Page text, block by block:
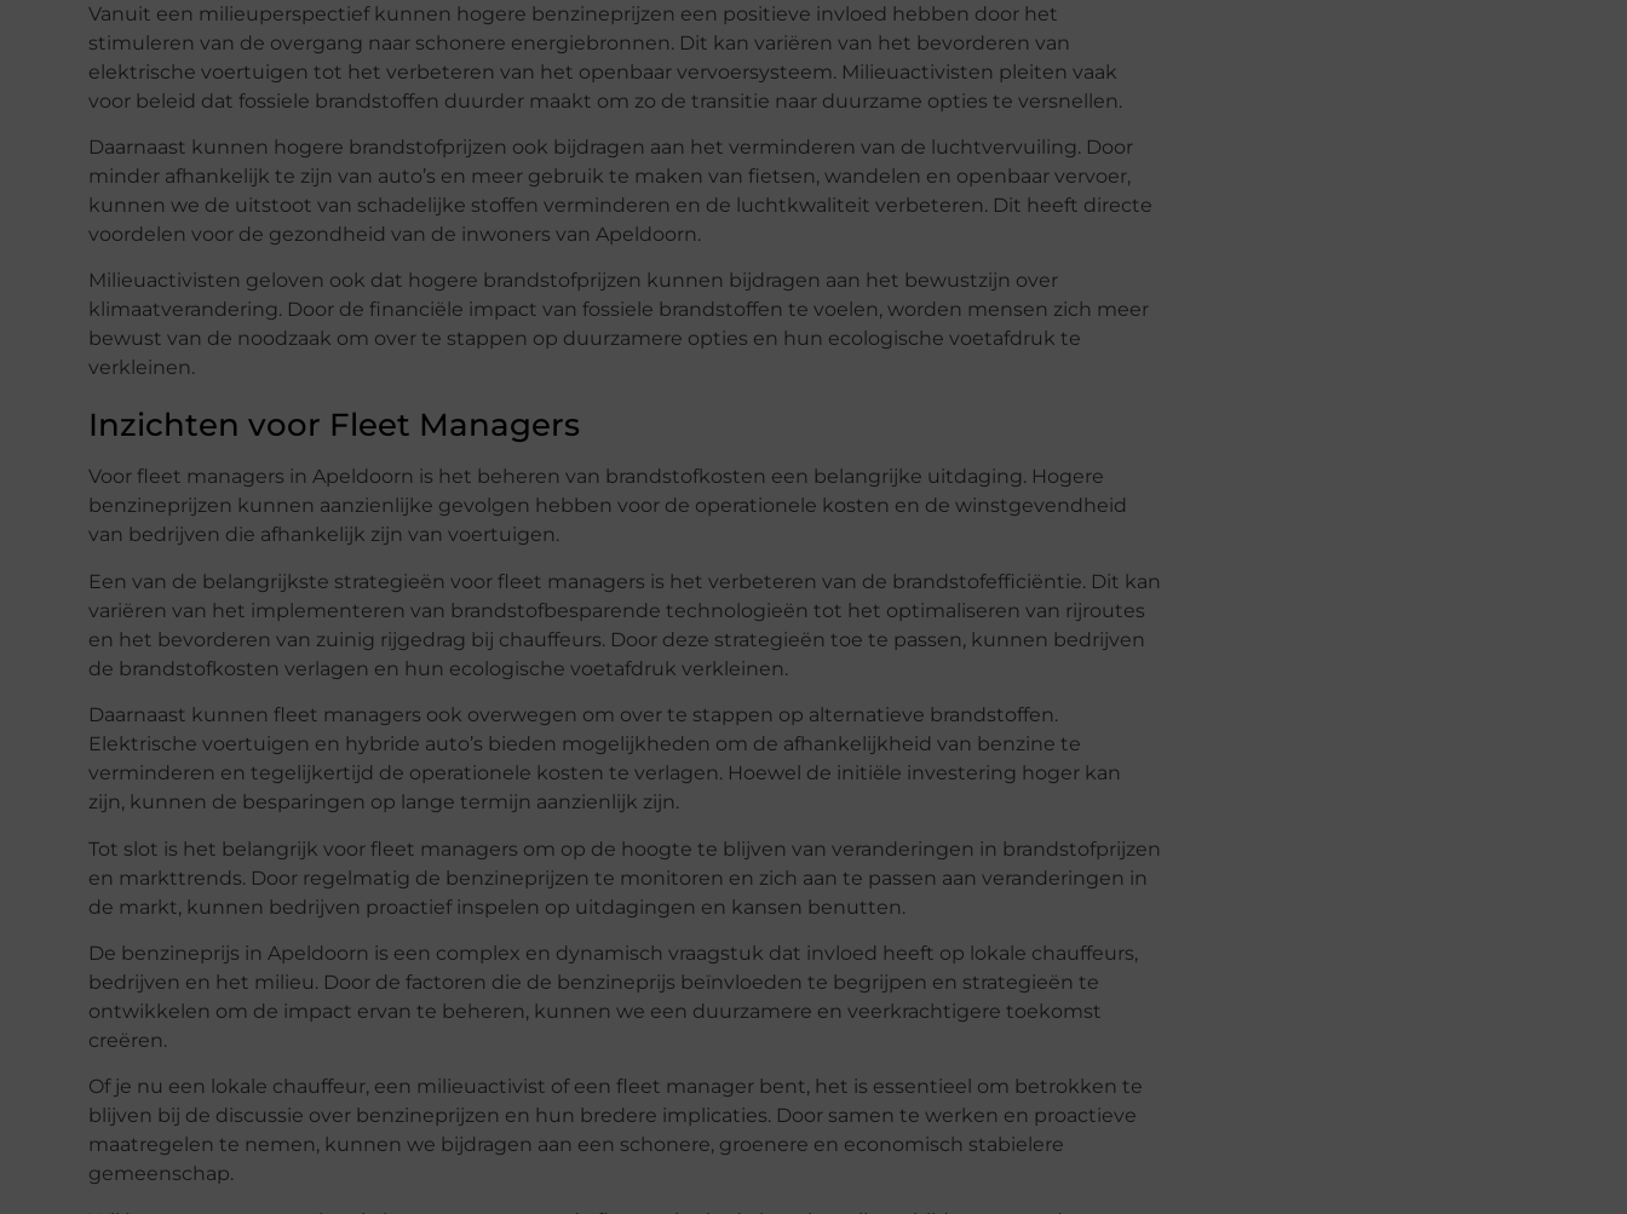
Vanuit een milieuperspectief kunnen hogere benzineprijzen een positieve invloed hebben door het
stimuleren van de overgang naar schonere energiebronnen. Dit kan variëren van het bevorderen van
elektrische voertuigen tot het verbeteren van het openbaar vervoersysteem. Milieuactivisten pleiten vaak
voor beleid dat fossiele brandstoffen duurder maakt om zo de transitie naar duurzame opties te versnellen.
Daarnaast kunnen hogere brandstofprijzen ook bijdragen aan het verminderen van de luchtvervuiling. Door
minder afhankelijk te zijn van auto’s en meer gebruik te maken van fietsen, wandelen en openbaar vervoer,
kunnen we de uitstoot van schadelijke stoffen verminderen en de luchtkwaliteit verbeteren. Dit heeft directe
voordelen voor de gezondheid van de inwoners van Apeldoorn.
Milieuactivisten geloven ook dat hogere brandstofprijzen kunnen bijdragen aan het bewustzijn over
klimaatverandering. Door de financiële impact van fossiele brandstoffen te voelen, worden mensen zich meer
bewust van de noodzaak om over te stappen op duurzamere opties en hun ecologische voetafdruk te
verkleinen.
Inzichten voor Fleet Managers
Voor fleet managers in Apeldoorn is het beheren van brandstofkosten een belangrijke uitdaging. Hogere
benzineprijzen kunnen aanzienlijke gevolgen hebben voor de operationele kosten en de winstgevendheid
van bedrijven die afhankelijk zijn van voertuigen.
Een van de belangrijkste strategieën voor fleet managers is het verbeteren van de brandstofefficiëntie. Dit kan
variëren van het implementeren van brandstofbesparende technologieën tot het optimaliseren van rijroutes
en het bevorderen van zuinig rijgedrag bij chauffeurs. Door deze strategieën toe te passen, kunnen bedrijven
de brandstofkosten verlagen en hun ecologische voetafdruk verkleinen.
Daarnaast kunnen fleet managers ook overwegen om over te stappen op alternatieve brandstoffen.
Elektrische voertuigen en hybride auto’s bieden mogelijkheden om de afhankelijkheid van benzine te
verminderen en tegelijkertijd de operationele kosten te verlagen. Hoewel de initiële investering hoger kan
zijn, kunnen de besparingen op lange termijn aanzienlijk zijn.
Tot slot is het belangrijk voor fleet managers om op de hoogte te blijven van veranderingen in brandstofprijzen
en markttrends. Door regelmatig de benzineprijzen te monitoren en zich aan te passen aan veranderingen in
de markt, kunnen bedrijven proactief inspelen op uitdagingen en kansen benutten.
De benzineprijs in Apeldoorn is een complex en dynamisch vraagstuk dat invloed heeft op lokale chauffeurs,
bedrijven en het milieu. Door de factoren die de benzineprijs beïnvloeden te begrijpen en strategieën te
ontwikkelen om de impact ervan te beheren, kunnen we een duurzamere en veerkrachtigere toekomst
creëren.
Of je nu een lokale chauffeur, een milieuactivist of een fleet manager bent, het is essentieel om betrokken te
blijven bij de discussie over benzineprijzen en hun bredere implicaties. Door samen te werken en proactieve
maatregelen te nemen, kunnen we bijdragen aan een schonere, groenere en economisch stabielere
gemeenschap.